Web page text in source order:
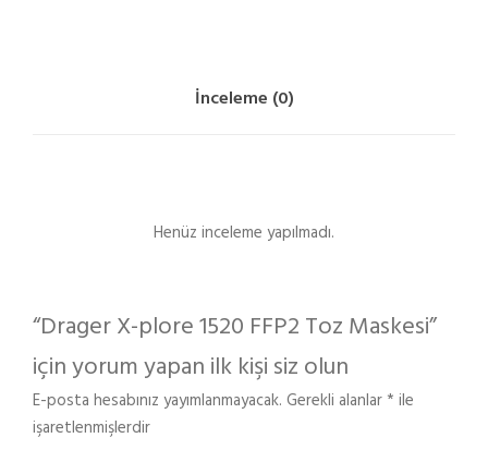
İnceleme (0)
Henüz inceleme yapılmadı.
“Drager X-plore 1520 FFP2 Toz Maskesi”
için yorum yapan ilk kişi siz olun
E-posta hesabınız yayımlanmayacak. Gerekli alanlar * ile
işaretlenmişlerdir